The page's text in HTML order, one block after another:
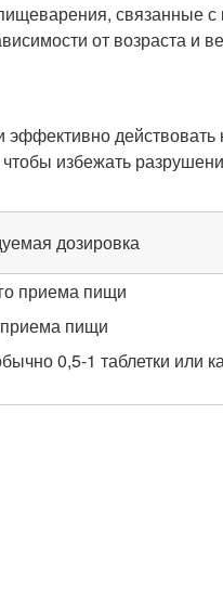
связанные с
от возраста и
действовать
избежать
дозировка
приема пищи
приема пищи
0,5-1 таблетки или